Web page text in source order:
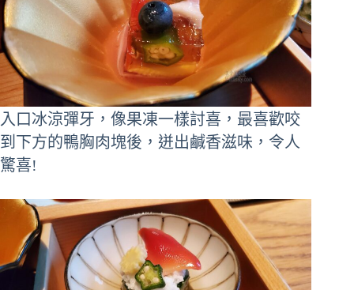
入口冰涼彈牙，像果凍一樣討喜，最喜歡咬
到下方的鴨胸肉塊後，迸出鹹香滋味，令人
驚喜!